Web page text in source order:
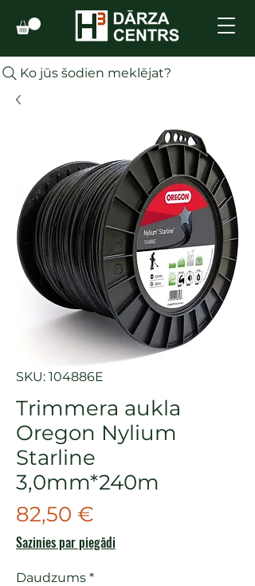
Ko jūs šodien meklējat?
SKU: 104886E
Trimmera aukla
Oregon Nylium
Starline
3,0mm*240m
82,50 €
Sazinies par piegādi
Daudzums *